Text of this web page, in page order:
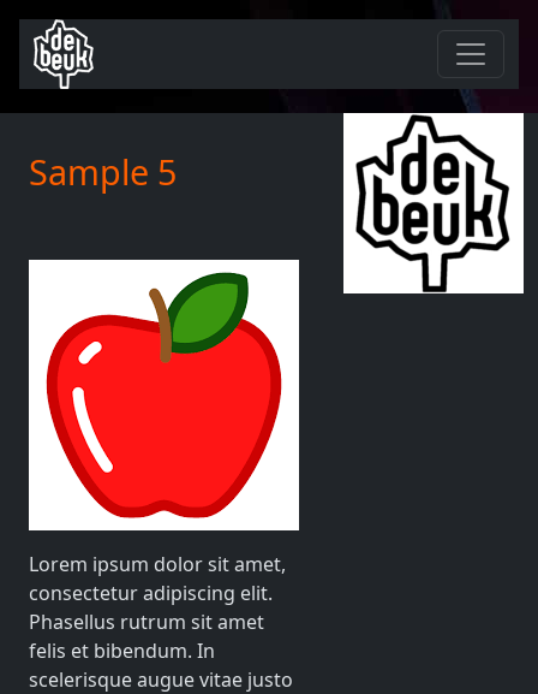
Sample 5
Lorem ipsum dolor sit amet,
consectetur adipiscing elit.
Phasellus rutrum sit amet
felis et bibendum. In
scelerisque augue vitae justo